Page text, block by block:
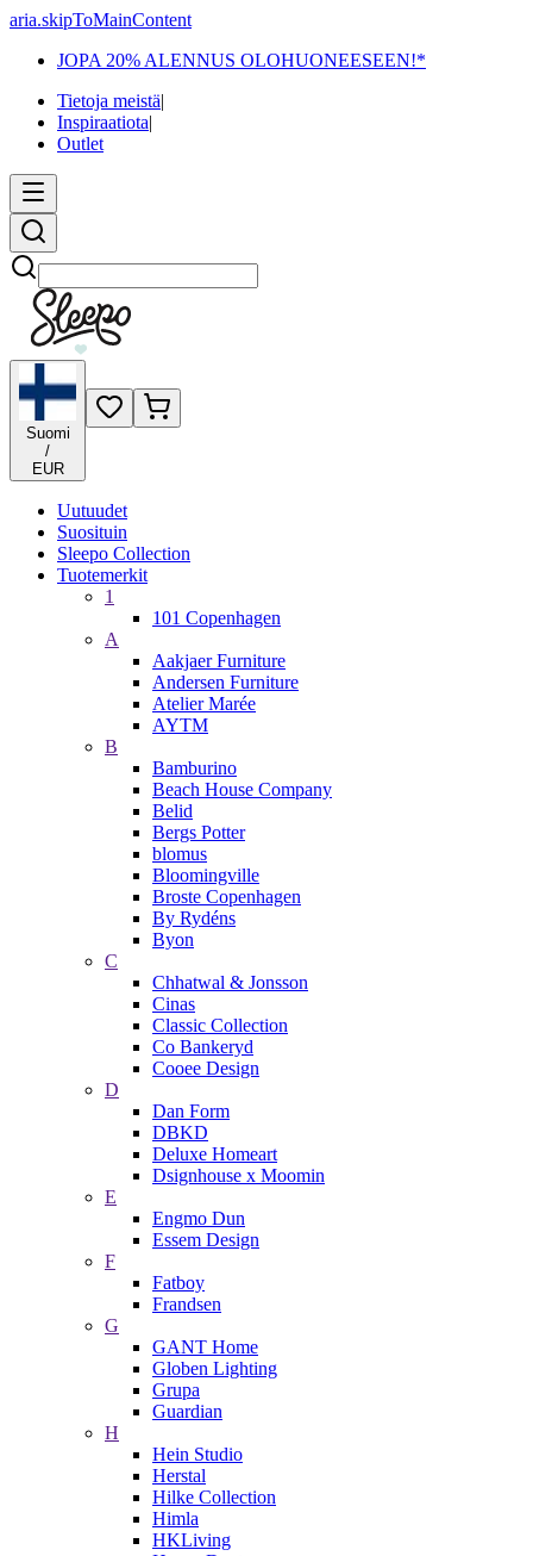
aria.skipToMainContent
JOPA 20% ALENNUS OLOHUONEESEEN!*
Tietoja meistä|
Inspiraatiota|
Outlet
Etsi
Suomi
/
EUR
Uutuudet
Suosituin
Sleepo Collection
Tuotemerkit
1
101 Copenhagen
A
Aakjaer Furniture
Andersen Furniture
Atelier Marée
AYTM
B
Bamburino
Beach House Company
Belid
Bergs Potter
blomus
Bloomingville
Broste Copenhagen
By Rydéns
Byon
C
Chhatwal & Jonsson
Cinas
Classic Collection
Co Bankeryd
Cooee Design
D
Dan Form
DBKD
Deluxe Homeart
Dsignhouse x Moomin
E
Engmo Dun
Essem Design
F
Fatboy
Frandsen
G
GANT Home
Globen Lighting
Grupa
Guardian
H
Hein Studio
Herstal
Hilke Collection
Himla
HKLiving